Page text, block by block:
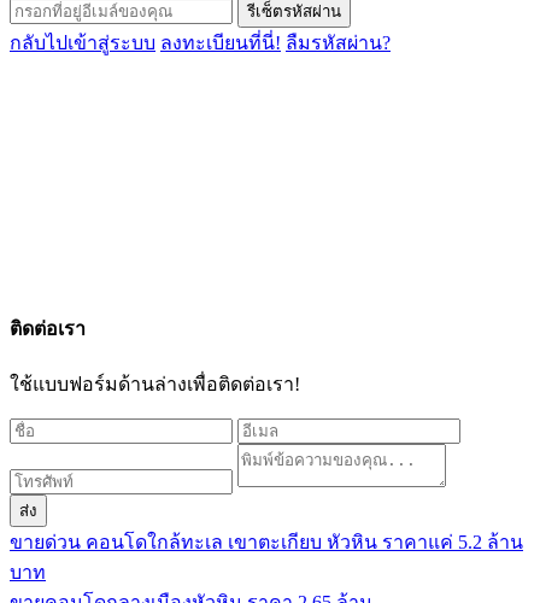
รีเซ็ตรหัสผ่าน
กลับไปเข้าสู่ระบบ ลงทะเบียนที่นี่! ลืมรหัสผ่าน?
ติดต่อเรา
ใช้แบบฟอร์มด้านล่างเพื่อติดต่อเรา!
ส่ง
ขายด่วน คอนโดใกล้ทะเล เขาตะเกียบ หัวหิน ราคาแค่ 5.2 ล้าน
บาท